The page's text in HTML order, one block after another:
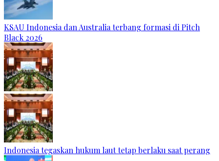
KSAU Indonesia dan Australia terbang formasi di Pitch
Black 2026
Indonesia tegaskan hukum laut tetap berlaku saat perang